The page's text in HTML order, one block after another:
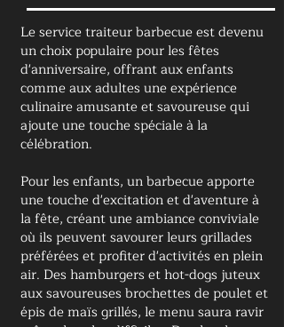
Le service traiteur barbecue est devenu
un choix populaire pour les fêtes
d'anniversaire, offrant aux enfants
comme aux adultes une expérience
culinaire amusante et savoureuse qui
ajoute une touche spéciale à la
célébration.
Pour les enfants, un barbecue apporte
une touche d'excitation et d'aventure à
la fête, créant une ambiance conviviale
où ils peuvent savourer leurs grillades
préférées et profiter d'activités en plein
air. Des hamburgers et hot-dogs juteux
aux savoureuses brochettes de poulet et
épis de maïs grillés, le menu saura ravir